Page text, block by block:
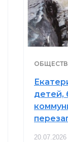
детей,
20.07.2026